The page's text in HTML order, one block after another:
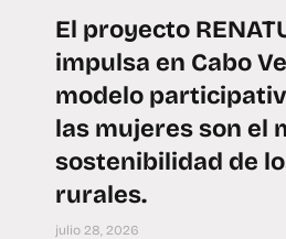
El proyecto
impulsa en Cabo
modelo
las mujeres son el
sostenibilidad de
rurales.
julio 28, 2026